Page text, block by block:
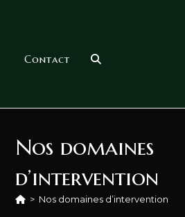
Contact
Nos domaines
d’intervention
> Nos domaines d’intervention